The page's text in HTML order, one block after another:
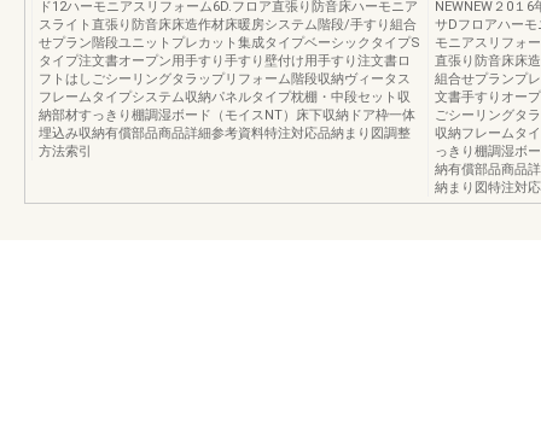
ド12ハーモニアスリフォーム6D.フロア直張り防音床ハーモニア
スライト直張り防音床床造作材床暖房システム階段/手すり組合
せプラン階段ユニットプレカット集成タイプベーシックタイプS
タイプ注文書オープン用手すり手すり壁付け用手すり注文書ロ
フトはしごシーリングタラップリフォーム階段収納ヴィータス
フレームタイプシステム収納パネルタイプ枕棚・中段セット収
納部材すっきり棚調湿ボード（モイスNT）床下収納ドア枠一体
埋込み収納有償部品商品詳細参考資料特注対応品納まり図調整
方法索引
NEWNEW２0１
サDフロアハー
モニアスリフォ
直張り防音床床
組合せプランプ
文書手すりオー
ごシーリングタ
収納フレームタ
っきり棚調湿ボ
納有償部品商品
納まり図特注対